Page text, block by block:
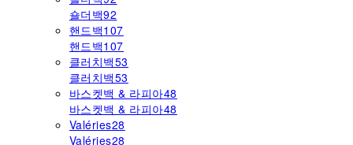
숄더백92
핸드백107
핸드백107
클러치백53
클러치백53
바스켓백 & 라피아48
바스켓백 & 라피아48
Valéries28
Valéries28